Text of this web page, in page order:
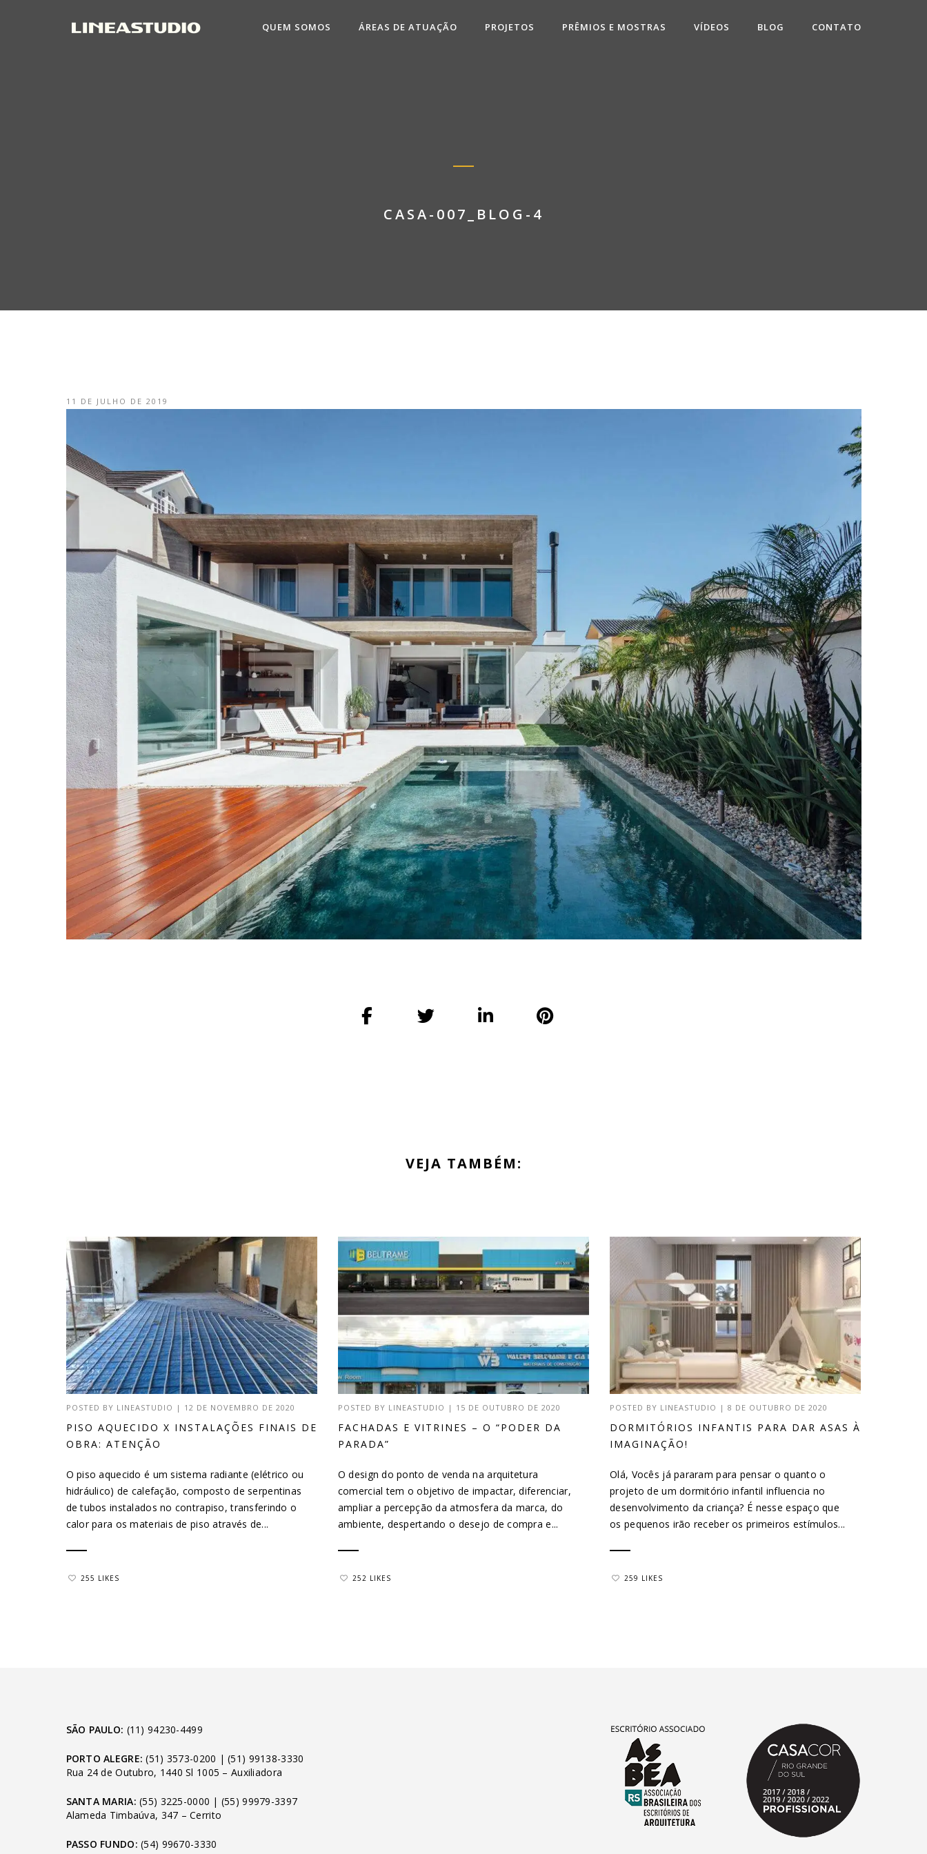
QUEM SOMOS ÁREAS DE ATUAÇÃO PROJETOS PRÊMIOS E MOSTRAS VÍDEOS BLOG CONTATO
CASA-007_BLOG-4
11 DE JULHO DE 2019
VEJA TAMBÉM:
POSTED BY LINEASTUDIO | 12 DE NOVEMBRO DE 2020
PISO AQUECIDO X INSTALAÇÕES FINAIS DE
OBRA: ATENÇÃO
O piso aquecido é um sistema radiante (elétrico ou
hidráulico) de calefação, composto de serpentinas
de tubos instalados no contrapiso, transferindo o
calor para os materiais de piso através de...
255 LIKES
POSTED BY LINEASTUDIO | 15 DE OUTUBRO DE 2020
FACHADAS E VITRINES – O “PODER DA
PARADA”
O design do ponto de venda na arquitetura
comercial tem o objetivo de impactar, diferenciar,
ampliar a percepção da atmosfera da marca, do
ambiente, despertando o desejo de compra e...
252 LIKES
POSTED BY LINEASTUDIO |8 DE OUTUBRO DE 2020
DORMITÓRIOS INFANTIS PARA DAR ASAS À
IMAGINAÇÃO!
Olá, Vocês já pararam para pensar o quanto o
projeto de um dormitório infantil influencia no
desenvolvimento da criança? É nesse espaço que
os pequenos irão receber os primeiros estímulos...
259 LIKES
SÃO PAULO: (11) 94230-4499
PORTO ALEGRE: (51) 3573-0200 |(51) 99138-3330
Rua 24 de Outubro, 1440 Sl 1005 – Auxiliadora
SANTA MARIA: (55) 3225-0000 | (55) 99979-3397
Alameda Timbaúva, 347 – Cerrito
PASSO FUNDO: (54) 99670-3330